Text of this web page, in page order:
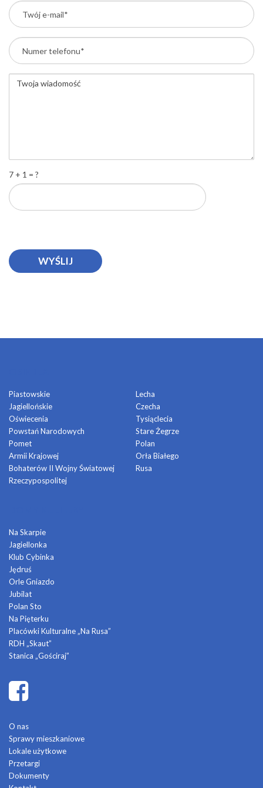
7 + 1 = ?
Piastowskie
Jagiellońskie
Oświecenia
Powstań Narodowych
Pomet
Armii Krajowej
Bohaterów II Wojny Światowej
Rzeczypospolitej
Lecha
Czecha
Tysiąclecia
Stare Żegrze
Polan
Orła Białego
Rusa
Na Skarpie
Jagiellonka
Klub Cybinka
Jędruś
Orle Gniazdo
Jubilat
Polan Sto
Na Pięterku
Placówki Kulturalne „Na Rusa”
RDH „Skaut”
Stanica „Gościraj”
O nas
Sprawy mieszkaniowe
Lokale użytkowe
Przetargi
Dokumenty